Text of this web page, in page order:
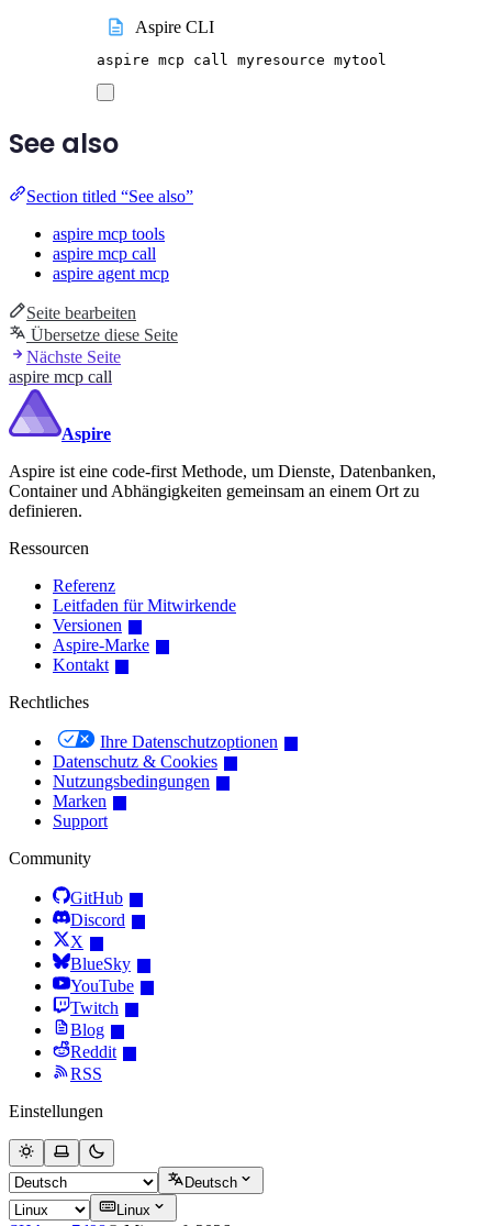
Aspire CLI
aspire mcp call myresource mytool
See also
Section titled “See also”
aspire mcp tools
aspire mcp call
aspire agent mcp
Seite bearbeiten
Übersetze diese Seite
Nächste Seite
aspire mcp call
Aspire
Aspire ist eine code-first Methode, um Dienste, Datenbanken,
Container und Abhängigkeiten gemeinsam an einem Ort zu
definieren.
Ressourcen
Referenz
Leitfaden für Mitwirkende
Versionen
Aspire-Marke
Kontakt
Rechtliches
Ihre Datenschutzoptionen
Datenschutz & Cookies
Nutzungsbedingungen
Marken
Support
Community
GitHub
Discord
X
BlueSky
YouTube
Twitch
Blog
Reddit
RSS
Einstellungen
Deutsch
Linux